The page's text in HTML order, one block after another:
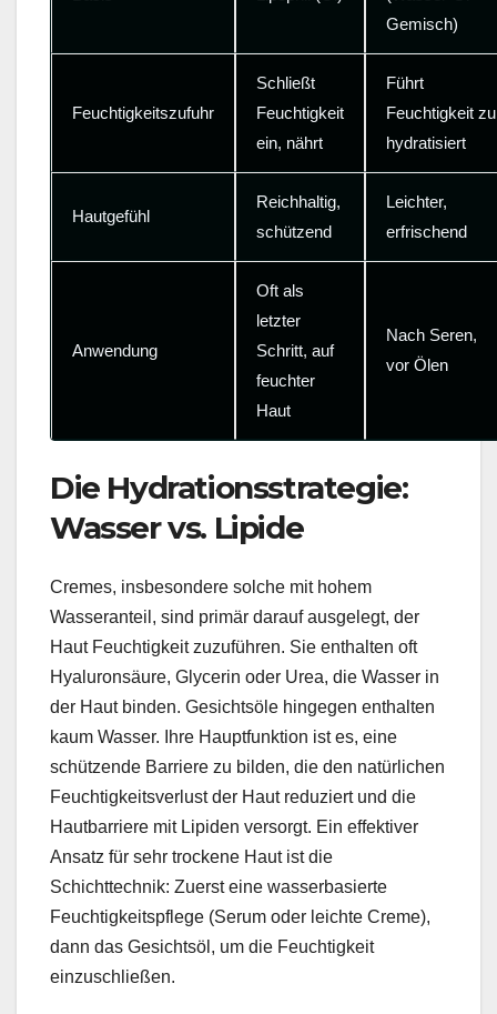
Gemisch)
Feuchtigkeitszufuhr
Schließt
Feuchtigkeit
ein, nährt
Führt
Feuchtigkeit
hydratisiert
Hautgefühl
Reichhaltig,
schützend
Leichter,
erfrischend
Anwendung
Oft als
letzter
Schritt, auf
feuchter
Haut
Nach Seren,
vor Ölen
Die Hydrationsstrategie:
Wasser vs. Lipide
Cremes, insbesondere solche mit hohem
Wasseranteil, sind primär darauf ausgelegt, der
Haut Feuchtigkeit zuzuführen. Sie enthalten oft
Hyaluronsäure, Glycerin oder Urea, die Wasser in
der Haut binden. Gesichtsöle hingegen enthalten
kaum Wasser. Ihre Hauptfunktion ist es, eine
schützende Barriere zu bilden, die den natürlichen
Feuchtigkeitsverlust der Haut reduziert und die
Hautbarriere mit Lipiden versorgt. Ein effektiver
Ansatz für sehr trockene Haut ist die
Schichttechnik: Zuerst eine wasserbasierte
Feuchtigkeitspflege (Serum oder leichte Creme),
dann das Gesichtsöl, um die Feuchtigkeit
einzuschließen.